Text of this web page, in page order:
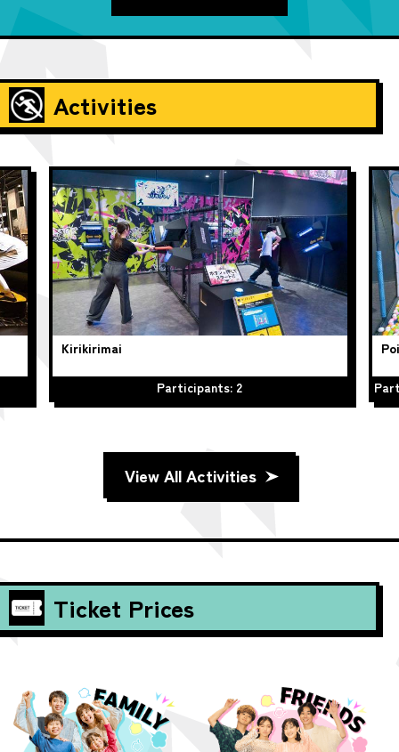
Activities
Kirikirimai
Participants: 2
View All Activities
Ticket Prices